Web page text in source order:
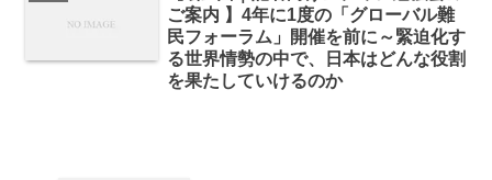
ご案内 】4年に1度の「グローバル難
民フォーラム」開催を前に～緊迫化す
る世界情勢の中で、日本はどんな役割
を果たしていけるのか